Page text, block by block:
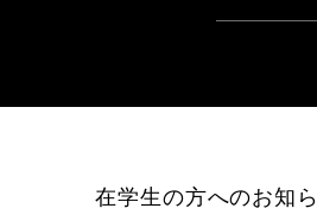
在学生の方へのお知ら